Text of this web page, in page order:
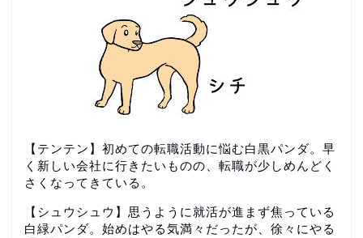
【テンテン】初めての転職活動に悩む白黒パンダ。早
く新しい会社に行きたいものの、転職が少しめんどく
さくなってきている。
【シュウシュウ】思うように就活が進まず焦っている
白緑パンダ。始めはやる気満々だったが、徐々にやる